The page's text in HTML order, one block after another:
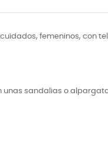
femeninos, con
unas sandalias o